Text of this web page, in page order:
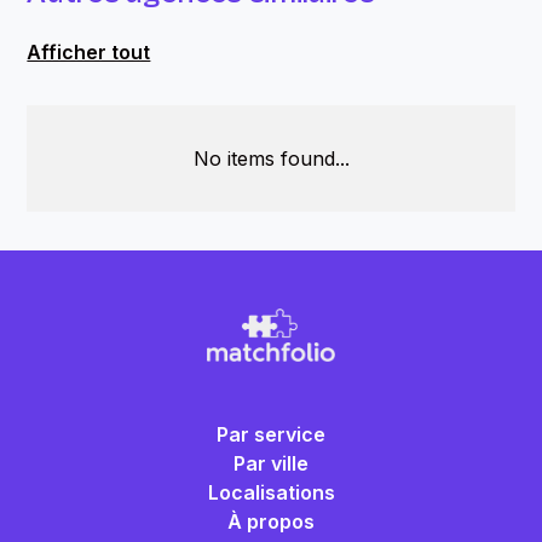
Afficher tout
No items found...
Par service
Par ville
Localisations
À propos